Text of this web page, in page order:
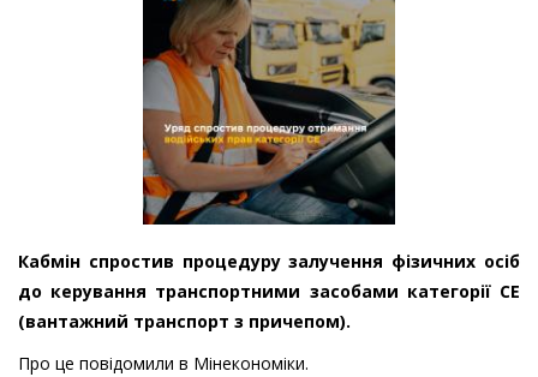
Кабмін спростив процедуру залучення фізичних осіб
до керування транспортними засобами категорії СЕ
(вантажний транспорт з причепом).
Про це повідомили в Мінекономіки.